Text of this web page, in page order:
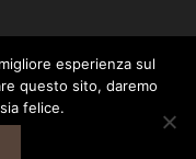
esperienza sul
questo sito, daremo
felice.